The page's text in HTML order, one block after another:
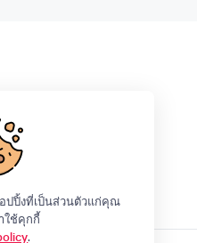
ปปิ้งที่เป็นส่วนตัวแก่คุณ
ใช้คุกกี้
.